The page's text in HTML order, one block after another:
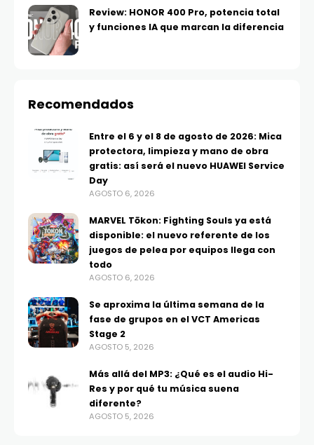
Review: HONOR 400 Pro, potencia total
y funciones IA que marcan la diferencia
Recomendados
Entre el 6 y el 8 de agosto de 2026: Mica
protectora, limpieza y mano de obra
gratis: así será el nuevo HUAWEI Service
Day
AGOSTO 6, 2026
MARVEL Tōkon: Fighting Souls ya está
disponible: el nuevo referente de los
juegos de pelea por equipos llega con
todo
AGOSTO 6, 2026
Se aproxima la última semana de la
fase de grupos en el VCT Americas
Stage 2
AGOSTO 5, 2026
Más allá del MP3: ¿Qué es el audio Hi-
Res y por qué tu música suena
diferente?
AGOSTO 5, 2026